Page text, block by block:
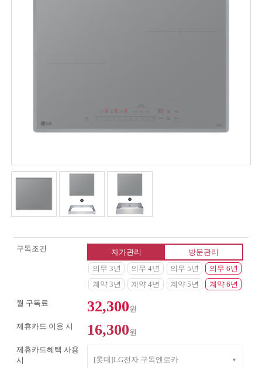
구독조건 자가관리
방문관리
의무 3년
계약 3년
의무 4년
계약 4년
의무 5년
계약 5년
의무 6년
계약 6년
월 구독료 32,300원
제휴카드 이용 시
16,300원
제휴카드혜택 사용
시
[롯데]LG전자 구독엔로카